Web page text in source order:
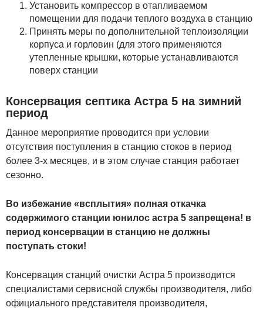
Установить компрессор в отапливаемом
помещении для подачи теплого воздуха в станцию
Принять меры по дополнительной теплоизоляции
корпуса и горловин (для этого применяются
утепленные крышки, которые устанавливаются
поверх станции
Консервация септика Астра 5 на зимний
период
Данное мероприятие проводится при условии
отсутствия поступления в станцию стоков в период
более 3-х месяцев, и в этом случае станция работает
сезонно.
Во избежание «всплытия» полная откачка
содержимого станции юнилос астра 5 запрещена! в
период консервации в станцию не должны
поступать стоки!
Консервация станций очистки Астра 5 производится
специалистами сервисной службы производителя, либо
официального представителя производителя,